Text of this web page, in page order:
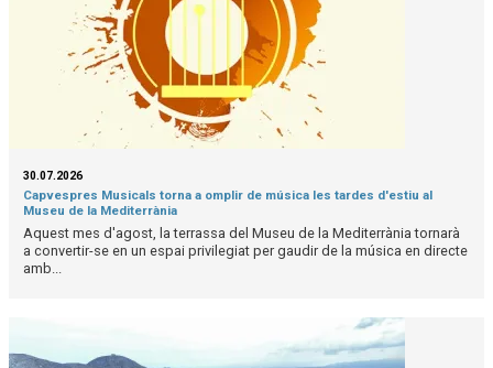
30.07.2026
Capvespres Musicals torna a omplir de música les tardes d'estiu al
Museu de la Mediterrània
Aquest mes d'agost, la terrassa del Museu de la Mediterrània tornarà
a convertir-se en un espai privilegiat per gaudir de la música en directe
amb...